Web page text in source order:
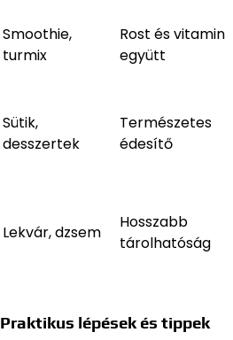
Smoothie,
turmix
Rost és vitamin
együtt
Sütik,
desszertek
Természetes
édesítő
Lekvár, dzsem
Hosszabb
tárolhatóság
Praktikus lépések és tippek